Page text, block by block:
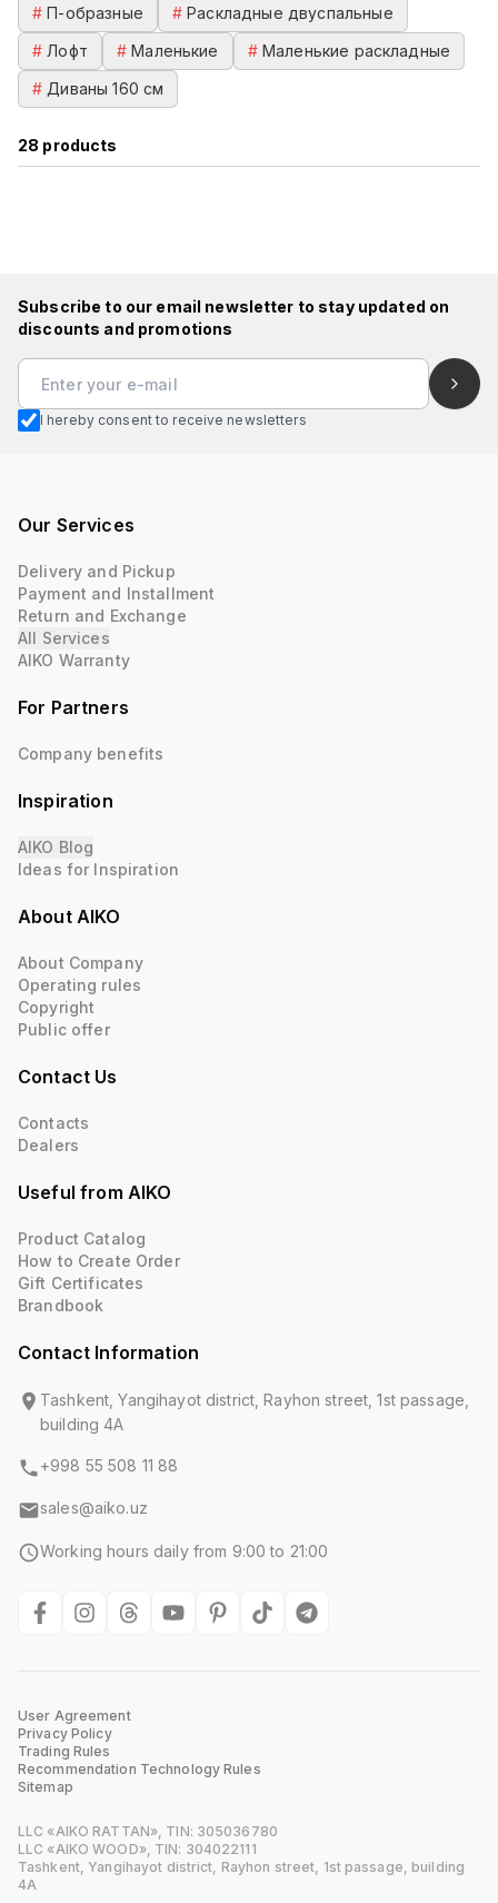
#П-образные #Раскладные двуспальные
# Лофт #Маленькие # Маленькие раскладные
# Диваны 160 см
28 products
Subscribe to our email newsletter to stay updated on
discounts and promotions
I hereby consent to receive newsletters
Our Services
Delivery and Pickup
Payment and Installment
Return and Exchange
All Services
AIKO Warranty
For Partners
Company benefits
Inspiration
AIKO Blog
Ideas for Inspiration
About AIKO
About Company
Operating rules
Copyright
Public offer
Contact Us
Contacts
Dealers
Useful from AIKO
Product Catalog
How to Create Order
Gift Certificates
Brandbook
Contact Information
Tashkent, Yangihayot district, Rayhon street, 1st passage,
building 4A
+998 55 508 11 88
sales@aiko.uz
Working hours daily from 9:00 to 21:00
User Agreement
Privacy Policy
Trading Rules
Recommendation Technology Rules
Sitemap
LLC «AIKO RATTAN», TIN: 305036780
LLC «AIKO WOOD», TIN: 304022111
Tashkent, Yangihayot district, Rayhon street, 1st passage, building
4A